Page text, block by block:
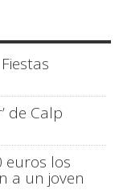
de Calp
euros los
a un joven